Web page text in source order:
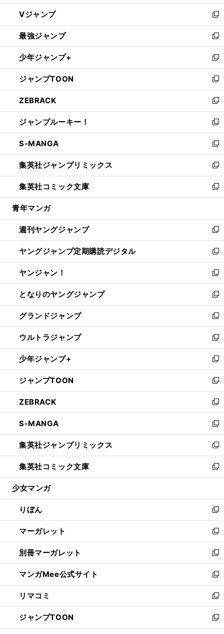
ウ
ィ
ン
ド
ウ
で
開
く
し
い
ウ
ィ
ン
ド
ウ
で
開
く
Vジャンプ
新
し
い
ウ
ィ
ン
ド
ウ
で
開
く
最強ジャンプ
新
し
い
ウ
ィ
ン
ド
ウ
で
開
く
少年ジャンプ+
新
し
い
ウ
ィ
ン
ド
ウ
で
開
く
ジャンプTOON
新
し
い
ウ
ィ
ン
ド
ウ
で
開
く
ZEBRACK
新
し
い
ウ
ィ
ン
ド
ウ
で
開
ジャンプルーキー！
新
し
い
ウ
ィ
ン
ド
ウ
開
く
S-MANGA
新
し
い
ウ
ィ
ン
ウ
で
開
く
集英社ジャンプリミックス
新
し
い
ウ
ン
ド
ウ
で
開
く
集英社コミック文庫
新
し
ウ
ィ
ン
ド
ウ
で
開
く
青年マンガ
週刊ヤングジャンプ
新
し
い
ウ
ィ
ン
ド
ウ
で
開
く
ヤングジャンプ定期購読デジタル
新
し
い
ウ
ィ
ン
ド
ウ
で
開
く
ヤンジャン！
新
し
い
ウ
ィ
ン
ド
ウ
で
開
く
となりのヤングジャンプ
新
し
い
ウ
ィ
ン
ド
ウ
で
開
く
グランドジャンプ
新
し
い
ウ
ィ
ン
ド
ウ
で
開
く
ウルトラジャンプ
新
し
い
ウ
ィ
ン
ド
ウ
で
開
く
少年ジャンプ+
新
し
い
ウ
ィ
ン
ド
ウ
で
開
く
ジャンプTOON
新
し
い
ウ
ィ
ン
ド
ウ
で
開
ZEBRACK
新
し
い
ウ
ィ
ン
ド
ウ
開
く
S-MANGA
新
し
い
ウ
ィ
ン
ウ
で
開
く
集英社ジャンプリミックス
新
し
い
ウ
ン
ド
ウ
で
開
く
集英社コミック文庫
新
し
ウ
ィ
ン
ド
ウ
で
開
く
少女マンガ
りぼん
新
し
い
ウ
ィ
ン
ド
ウ
で
開
く
マーガレット
新
し
い
ウ
ィ
ン
ド
ウ
で
開
別冊マーガレット
新
し
い
ウ
ィ
ン
ド
ウ
マンガMee公式サイト
新
し
い
ウ
ィ
ン
リマコミ
新
し
い
ウ
ジャンプTOON
新
し